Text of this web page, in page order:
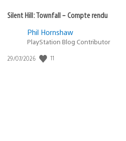
Silent Hill: Townfall – Compte rendu
Phil Hornshaw
PlayStation Blog Contributor
Date
29/07/2026 11